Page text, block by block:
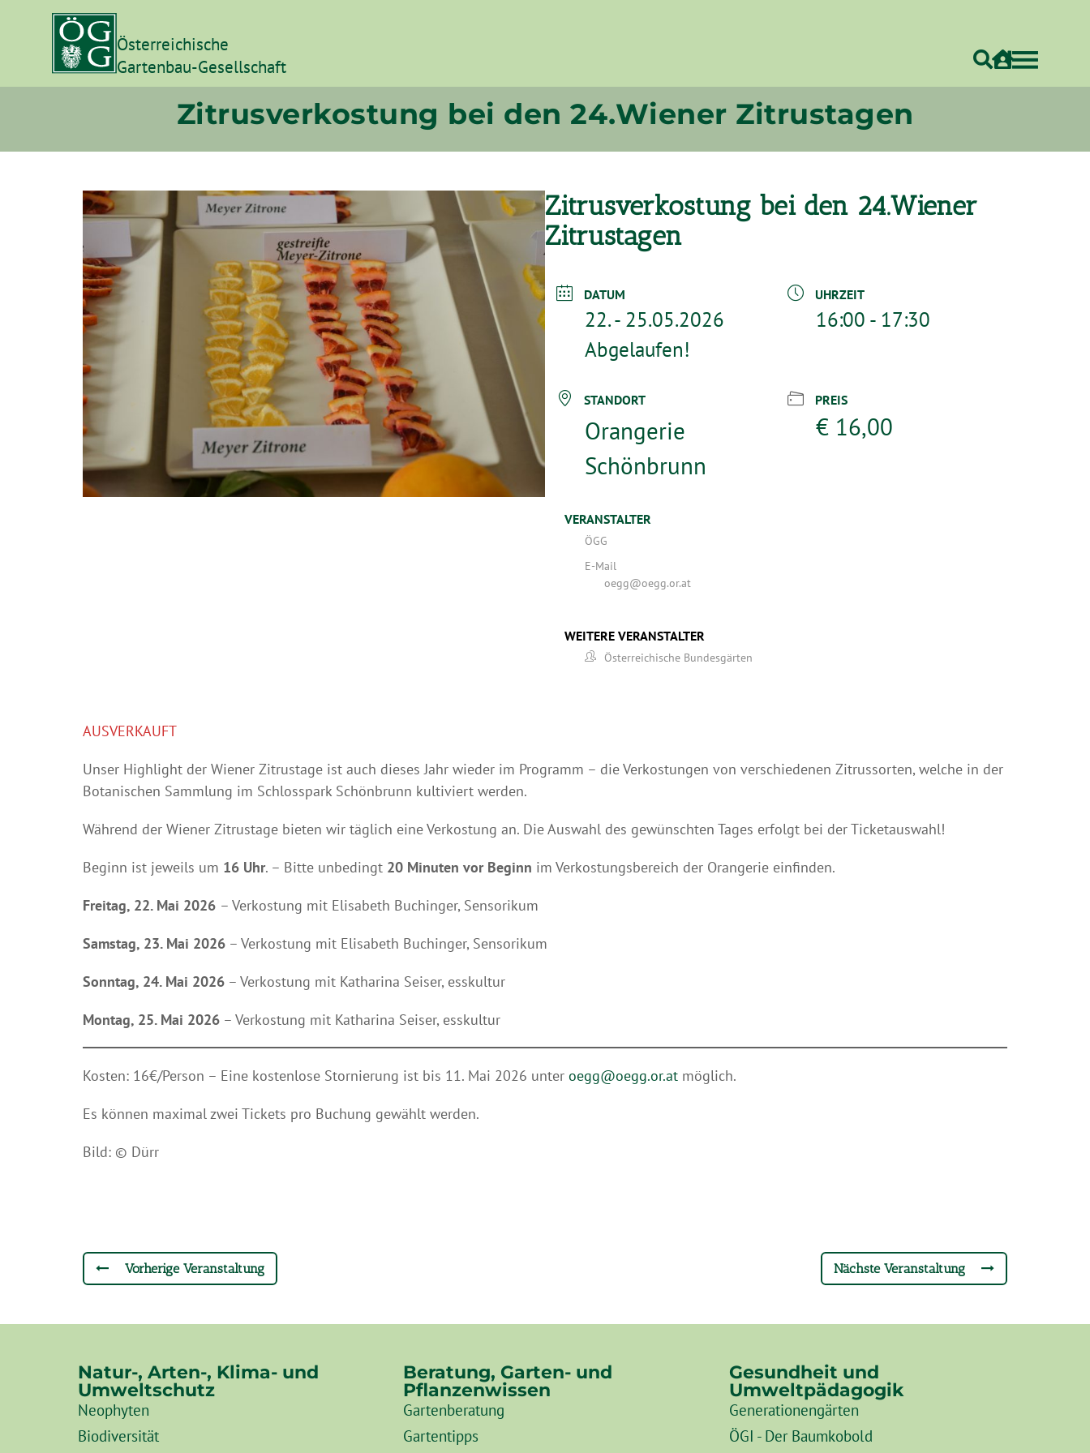
Österreichische
Gartenbau-Gesellschaft
Zitrusverkostung bei den 24.Wiener Zitrustagen
Zitrusverkostung bei den 24.Wiener
Zitrustagen
DATUM
22. - 25.05.2026
Abgelaufen!
UHRZEIT
16:00 - 17:30
STANDORT
Orangerie
Schönbrunn
PREIS
€ 16,00
VERANSTALTER
ÖGG
E-Mail
oegg@oegg.or.at
WEITERE VERANSTALTER
Österreichische Bundesgärten
AUSVERKAUFT
Unser Highlight der Wiener Zitrustage ist auch dieses Jahr wieder im Programm – die Verkostungen von verschiedenen Zitrussorten, welche in der
Botanischen Sammlung im Schlosspark Schönbrunn kultiviert werden.
Während der Wiener Zitrustage bieten wir täglich eine Verkostung an. Die Auswahl des gewünschten Tages erfolgt bei der Ticketauswahl!
Beginn ist jeweils um 16 Uhr. – Bitte unbedingt 20 Minuten vor Beginn im Verkostungsbereich der Orangerie einfinden.
Freitag, 22. Mai 2026 – Verkostung mit Elisabeth Buchinger, Sensorikum
Samstag, 23. Mai 2026 – Verkostung mit Elisabeth Buchinger, Sensorikum
Sonntag, 24. Mai 2026 – Verkostung mit Katharina Seiser, esskultur
Montag, 25. Mai 2026 – Verkostung mit Katharina Seiser, esskultur
Kosten: 16€/Person – Eine kostenlose Stornierung ist bis 11. Mai 2026 unter oegg@oegg.or.at möglich.
Es können maximal zwei Tickets pro Buchung gewählt werden.
Bild: © Dürr
Vorherige Veranstaltung Nächste Veranstaltung
Natur-, Arten-, Klima- und
Umweltschutz
Neophyten
Biodiversität
Beratung, Garten- und
Pflanzenwissen
Gartenberatung
Gartentipps
Gesundheit und
Umweltpädagogik
Generationengärten
ÖGI - Der Baumkobold